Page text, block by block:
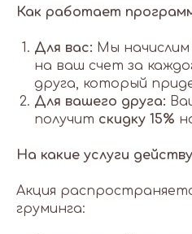
Как работает
Для вас: Мы начислим
на ваш счет за
друга, который
Для вашего друга:
получит скидку 15%
На какие услуги
Акция
груминга: